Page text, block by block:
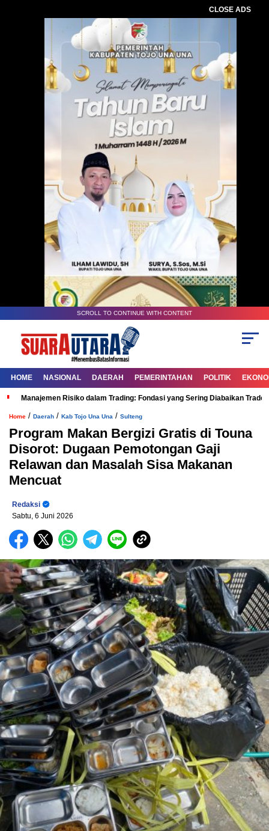
CLOSE ADS
SCROLL TO CONTINUE WITH CONTENT
HOME NASIONAL DAERAH PEMERINTAHAN POLITIK
Manajemen Risiko dalam Trading: Fondasi yang Sering Diabaikan
Home / Daerah / Kab Tojo Una Una / Sulteng
Program Makan Bergizi Gratis di Touna
Disorot: Dugaan Pemotongan Gaji
Relawan dan Masalah Sisa Makanan
Mencuat
Redaksi
Sabtu, 6 Juni 2026